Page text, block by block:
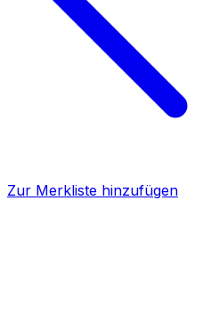
Zur Merkliste hinzufügen